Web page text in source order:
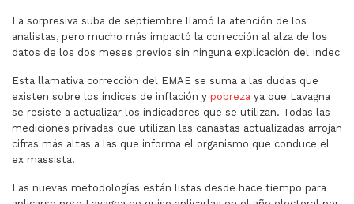
La sorpresiva suba de septiembre llamó la atención de los
analistas, pero mucho más impactó la corrección al alza de los
datos de los dos meses previos sin ninguna explicación del Indec
Esta llamativa corrección del EMAE se suma a las dudas que
existen sobre los índices de inflación y pobreza ya que Lavagna
se resiste a actualizar los indicadores que se utilizan. Todas las
mediciones privadas que utilizan las canastas actualizadas arrojan
cifras más altas a las que informa el organismo que conduce el
ex massista.
Las nuevas metodologías están listas desde hace tiempo para